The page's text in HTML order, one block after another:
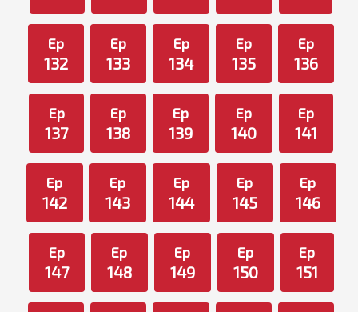
Ep
132
Ep
133
Ep
134
Ep
135
Ep
136
Ep
137
Ep
138
Ep
139
Ep
140
Ep
141
Ep
142
Ep
143
Ep
144
Ep
145
Ep
146
Ep
147
Ep
148
Ep
149
Ep
150
Ep
151